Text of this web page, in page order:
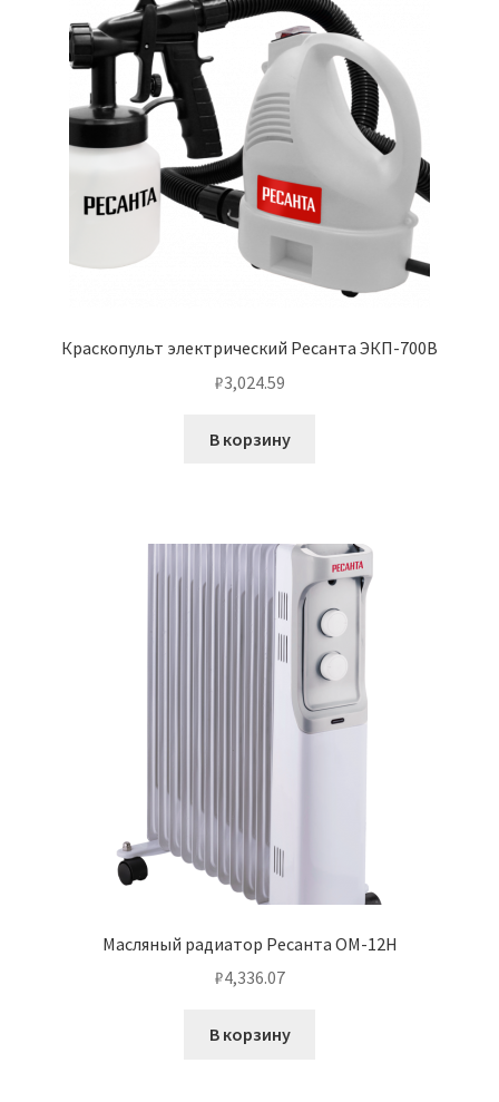
Краскопульт электрический Ресанта ЭКП-700В
₽3,024.59
В корзину
Масляный радиатор Ресанта ОМ-12Н
₽4,336.07
В корзину